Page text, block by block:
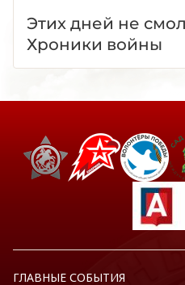
Этих дней не
Хроники войны
ГЛАВНЫЕ СОБЫТИЯ